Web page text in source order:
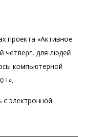
проекта «Активное
четверг, для людей
компьютерной
с электронной